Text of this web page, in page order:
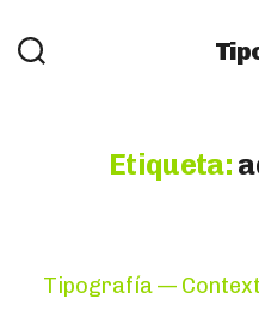
Etiqueta:
Tipografía —